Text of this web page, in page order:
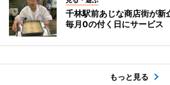
千林駅前あじな商店街が
毎月0の付く日にサービス
もっと見る